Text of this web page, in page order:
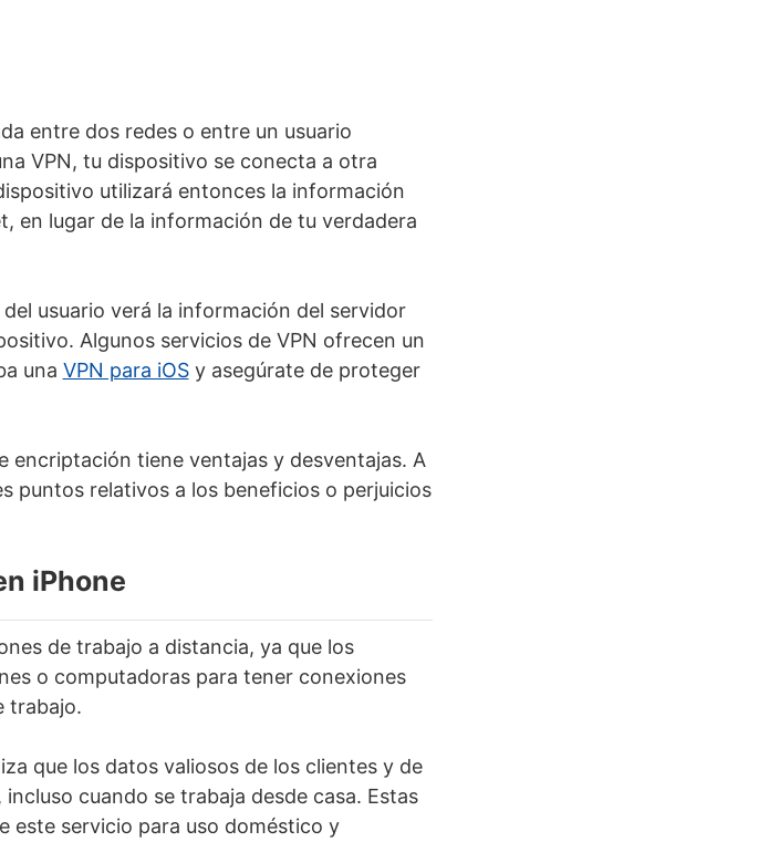
entre dos redes o entre un usuario
VPN, tu dispositivo se conecta a otra
utilizará entonces la información
en lugar de la información de tu verdadera
usuario verá la información del servidor
Algunos servicios de VPN ofrecen un
una VPN para iOSy asegúrate de proteger
encriptación tiene ventajas y desventajas. A
puntos relativos a los beneficios o perjuicios
iPhone
de trabajo a distancia, ya que los
o computadoras para tener conexiones
trabajo.
que los datos valiosos de los clientes y de
cuando se trabaja desde casa. Estas
este servicio para uso doméstico y